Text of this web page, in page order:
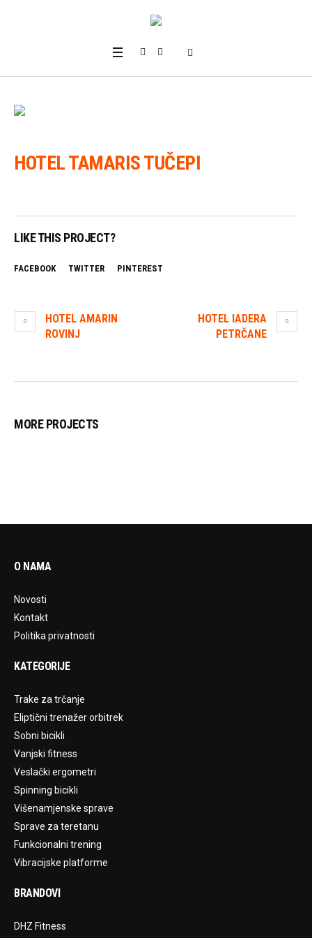
HOTEL TAMARIS TUČEPI
LIKE THIS PROJECT?
FACEBOOK TWITTER PINTEREST
HOTEL AMARIN
ROVINJ
HOTEL IADERA
PETRČANE
MORE PROJECTS
O NAMA
Novosti
Kontakt
Politika privatnosti
KATEGORIJE
Trake za trčanje
Eliptični trenažer orbitrek
Sobni bicikli
Vanjski fitness
Veslački ergometri
Spinning bicikli
Višenamjenske sprave
Sprave za teretanu
Funkcionalni trening
Vibracijske platforme
BRANDOVI
DHZ Fitness